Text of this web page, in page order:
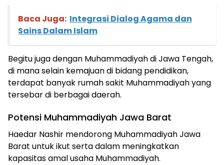
Baca Juga: Integrasi Dialog Agama dan
Sains Dalam Islam
Begitu juga dengan Muhammadiyah di Jawa Tengah,
di mana selain kemajuan di bidang pendidikan,
terdapat banyak rumah sakit Muhammadiyah yang
tersebar di berbagai daerah.
Potensi Muhammadiyah Jawa Barat
Haedar Nashir mendorong Muhammadiyah Jawa
Barat untuk ikut serta dalam meningkatkan
kapasitas amal usaha Muhammadiyah.